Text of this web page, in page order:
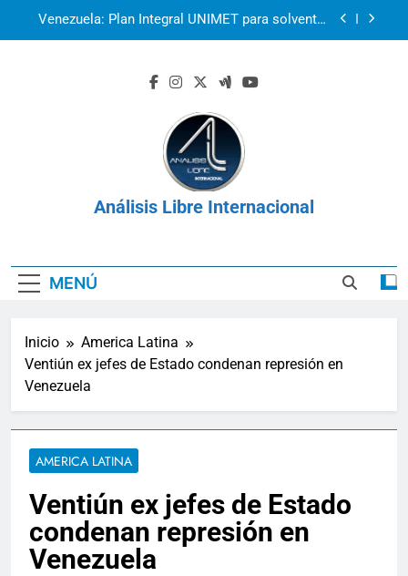
Venezuela: Plan Integral UNIMET para solventar
La prisión como herramienta de control:
Venezuela, Cuba y Nicaragua 2026
Venezuela: Plan Integral UNIMET para solventar
la crisis apocalíptica de La Guaira
Análisis Libre Internacional
MENÚ
Inicio
America Latina
Ventiún ex jefes de Estado condenan represión en
Venezuela
AMERICA LATINA
Ventiún ex jefes de Estado
condenan represión en
Venezuela